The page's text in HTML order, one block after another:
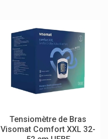
Tensiomètre de Bras
Visomat Comfort XXL 32-